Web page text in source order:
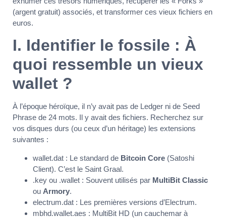
(argent gratuit) associés, et transformer ces vieux fichiers en
euros.
I. Identifier le fossile : À
quoi ressemble un vieux
wallet ?
À l’époque héroïque, il n’y avait pas de Ledger ni de Seed
Phrase de 24 mots. Il y avait des fichiers. Recherchez sur
vos disques durs (ou ceux d’un héritage) les extensions
suivantes :
wallet.dat : Le standard de Bitcoin Core (Satoshi
Client). C’est le Saint Graal.
.key ou .wallet : Souvent utilisés par MultiBit Classic
ou Armory.
electrum.dat : Les premières versions d’Electrum.
mbhd.wallet.aes : MultiBit HD (un cauchemar à